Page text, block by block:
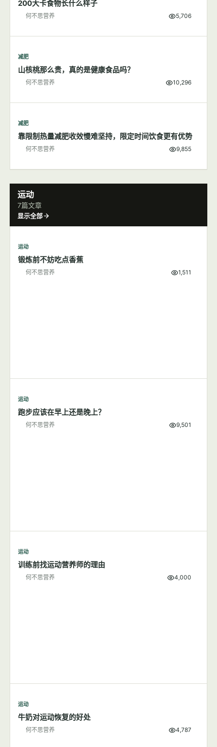
200大卡食物长什么样子
何不思营养 5,706
减肥
山核桃那么贵，真的是健康食品吗？
何不思营养 10,296
减肥
靠限制热量减肥收效慢难坚持，限定时间饮食更有优势
何不思营养 9,855
运动
7篇文章
显示全部
运动
锻炼前不妨吃点香蕉
何不思营养 1,511
运动
跑步应该在早上还是晚上？
何不思营养 9,501
运动
训练前找运动营养师的理由
何不思营养 4,000
运动
牛奶对运动恢复的好处
何不思营养 4,787